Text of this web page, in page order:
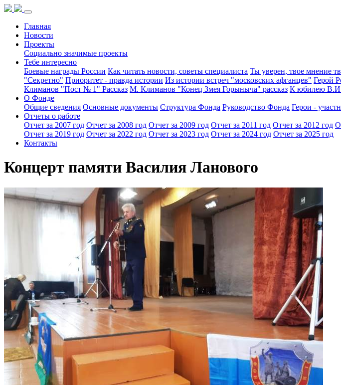
Главная
Новости
Проекты
Социально значимые проекты
Тебе интересно
Боевые награды России Как читать новости, советы специалиста Ты уверен, твое мнение
"Секретно" Приоритет - правда истории Из истории встреч "московских афганцев" Герой
Климанов "Пост № 1" Рассказ М. Климанов "Конец Змея Горыныча" рассказ К юбилею
О Фонде
Общие сведения Основные документы Структура Фонда Руководство Фонда Герои -
Отчеты о работе
Отчет за 2007 год Отчет за 2008 год Отчет за 2009 год Отчет за 2011 год Отчет за 2012 год
Отчет за 2019 год Отчет за 2022 год Отчет за 2023 год Отчет за 2024 год Отчет за 2025 год
Контакты
Концерт памяти Василия Ланового